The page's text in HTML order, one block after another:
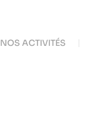
NOS ACTIVITÉS